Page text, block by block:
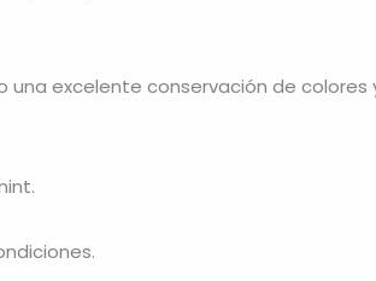
una excelente conservación de